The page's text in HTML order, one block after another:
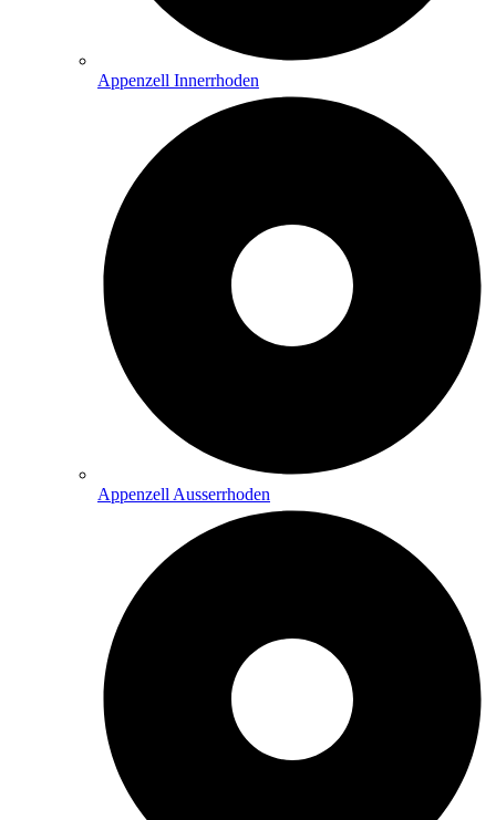
Appenzell Innerrhoden
Appenzell Ausserrhoden